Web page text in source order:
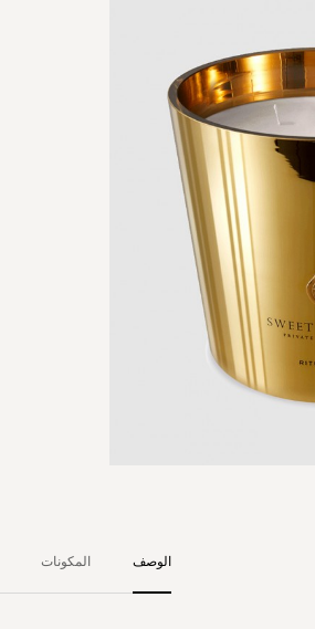
الوصف المكونات